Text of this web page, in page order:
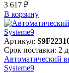
3 617 ₽
В корзинy
Артикул:
Срок поставки: 2
Автоматический
Systeme9